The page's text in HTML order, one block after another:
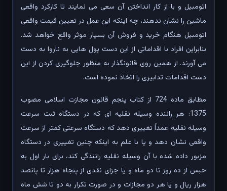
اتومبیل و با از کار انداختن آن سعی می نمایند تا کارکرد واقعی
ماشین را نشان ندهند، چه اینکه این عمل در تعیین قیمت واقعی
اتومبیل هنگام خرید و فروش آن بسیار موثر واقع خواهد شد.
بنابراین افراد با اقداماتی از این دست پول هایی به ناروا به دست
می آورند. از همین روی قانونگذار به منظور جلوگیری کردن از این
دست اقدامات تدابیری را اتخاذ نموده است.
مطابق ماده 724 از کتاب پنجم قانون مجازت اسلامی مصوب
1375: هر راننده وسیله نقلیه ای که در دستگاه ثبت سرعت
وسیله نقلیه عمداً تغییری دهد که دستگاه سرعتی کمتر از سرعت
واقعی نشان دهد و یا با علم به اینکه چنین تغییری در دستگاه
مزبور داده شده با آن وسیله نقلیه رانندگی کند، برای بار اول به
حبس از ده روز تا دو ماه و یا جزای نقدی از پنجاه هزار تا پانصد
هزار ریال و یا هر دو مجازات و در صورت تکرار به دو تا شش ماه